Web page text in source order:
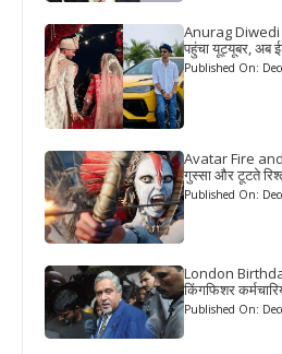
Anurag Diwedi
पहुंचा यूट्यूबर, अब
Published On:
Avatar Fire
गुस्सा और टूटते
Published On:
London
किंगफिशर
Published On: